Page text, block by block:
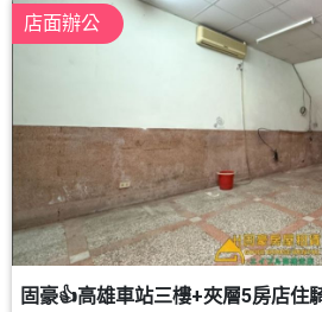
店面辦公
固豪👍高雄車站三樓+夾層5房店住